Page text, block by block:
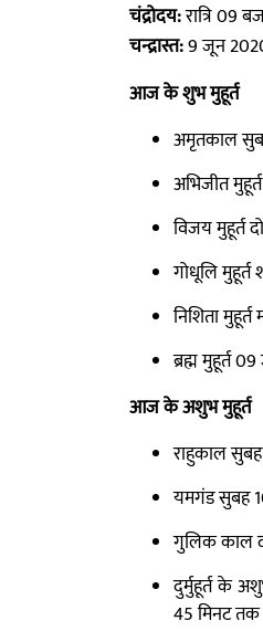
चंद्रोदय:रात्रि 09
चन्द्रास्त:9 जून
आज के शुभ मुहूर्त
अमृतकाल
अभिजीत
विजय मुहूर्त
गोधूलि
निशिता
ब्रह्म मुहूर्त
आज के अशुभ मुहूर्त
राहुकाल
यमगंड सुबह
गुलिक काल
दुर्मुहूर्त के
45 मिनट